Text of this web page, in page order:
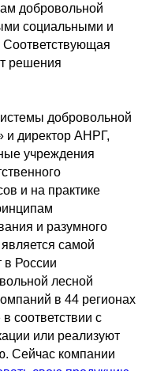
добровольной
социальными и
Соответствующая
решения
добровольной
и директор АНРГ,
учреждения
и на практике
и разумного
самой
России
лесной
в 44 регионах
соответствии с
или реализуют
Сейчас компании